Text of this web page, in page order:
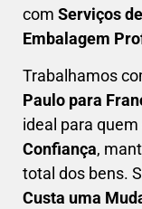
com Serviços
Embalagem
Trabalhamos
Paulo para
ideal para quem
Confiança,
total dos bens.
Custa uma